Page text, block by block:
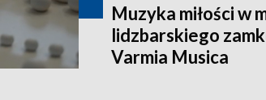
Muzyka miłości w
lidzbarskiego
Varmia Musica